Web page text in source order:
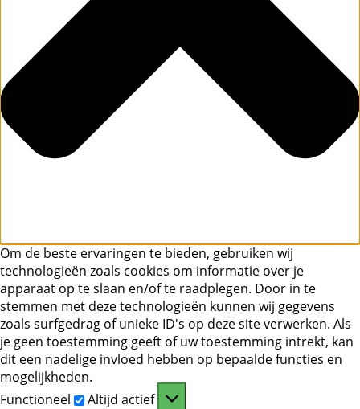
Om de beste ervaringen te bieden, gebruiken wij
technologieën zoals cookies om informatie over je
apparaat op te slaan en/of te raadplegen. Door in te
stemmen met deze technologieën kunnen wij gegevens
zoals surfgedrag of unieke ID's op deze site verwerken. Als
je geen toestemming geeft of uw toestemming intrekt, kan
dit een nadelige invloed hebben op bepaalde functies en
mogelijkheden.
Functioneel
Functioneel
Altijd actief